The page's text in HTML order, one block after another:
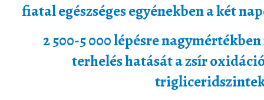
fiatal egészséges egyénekben a két
2 500-5 000 lépésre
terhelés hatását a zsír